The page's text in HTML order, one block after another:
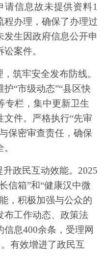
请信息故未提供资料1
程办理，确保了办理过
发生 因政府信息公开申
讼案件。
筑牢安全发布防线。
护“市级动态”“县区快
专栏，集中更新卫生
文件。严格执行“先审
保密审查责任，确保
政民互动效能。 2025
信箱”和“健康汉中微
， 积极加强与公众的
布工作动态、政策法
信息400余条， 受理网
。有效增进了政民互